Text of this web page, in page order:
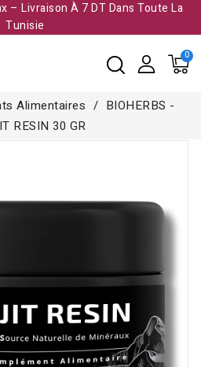
– Livraison À 7 DT Dans Toute La
Tunisie​
Alimentaires
BIOHERBS -
RESIN 30 GR